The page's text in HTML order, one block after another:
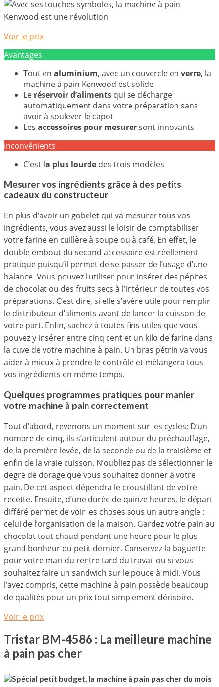
Voir le prix
Avantages
Tout en aluminium, avec un couvercle en verre, la
machine à pain Kenwood est solide
Le réservoir d’aliments qui se décharge
automatiquement dans votre préparation sans
avoir à soulever le capot
Les accessoires pour mesurersont innovants
Inconvénients
C’est la plus lourde des trois modèles
Mesurer vos ingrédients grâce à des petits
cadeaux du constructeur
En plus d’avoir un gobelet qui va mesurer tous vos
ingrédients, vous avez aussi le loisir de comptabiliser
votre farine en cuillère à soupe ou à café. En effet, le
double embout du second accessoire est réellement
pratique puisqu’il permet de se passer de l’usage d’une
balance. Vous pouvez l’utiliser pour insérer des pépites
de chocolat ou des fruits secs à l’intérieur de toutes vos
préparations. C’est dire, si elle s’avère utile pour remplir
le distributeur d’aliments avant de lancer la cuisson de
votre part. Enfin, sachez à toutes fins utiles que vous
pouvez y insérer entre cinq cent et un kilo de farine dans
la cuve de votre machine à pain. Un bras pétrin va vous
aider à mieux à prendre le contrôle et mélangera tous
vos ingrédients en même temps.
Quelques programmes pratiques pour manier
votre machine à pain correctement
Tout d’abord, revenons un moment sur les cycles; D’un
nombre de cinq, ils s’articulent autour du préchauffage,
de la première levée, de la seconde ou de la troisième et
enfin de la vraie cuisson. N’oubliez pas de sélectionner le
degré de dorage que vous souhaitez donner à votre
pain. De cet aspect dépendra le croustillant de votre
recette. Ensuite, d’une durée de quinze heures, le départ
différé permet de voir les choses sous un autre angle :
celui de l’organisation de la maison. Gardez votre pain au
chocolat tout chaud pendant une heure pour le plus
grand bonheur du petit dernier. Conservez la baguette
pour votre mari du rentre tard du travail ou si vous
souhaitez faire un sandwich sur le pouce à midi. Vous
l’avez compris, cette machine à pain possède beaucoup
de qualités pour un prix tout simplement dérisoire.
Voir le prix
Tristar BM-4586 : La meilleure machine
à pain pas cher